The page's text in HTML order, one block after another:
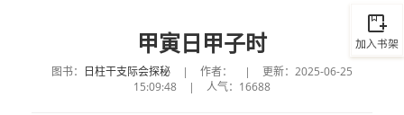
甲寅日甲子时
图书： 日柱干支际会探秘 | 作者： |
更新：2025-06-25
15:09:48
| 人气：16688